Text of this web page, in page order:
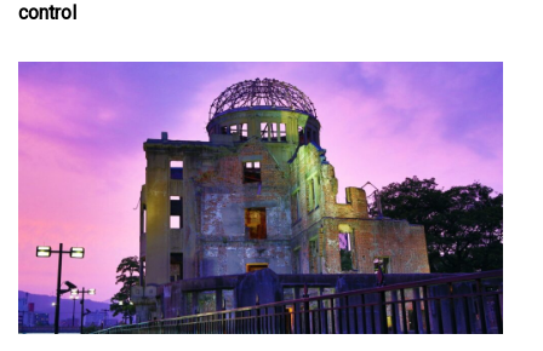
control